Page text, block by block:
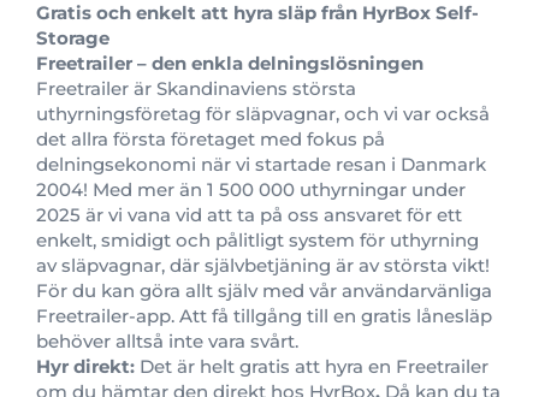
Gratis och enkelt att hyra släp från HyrBox Self-
Storage
Freetrailer – den enkla delningslösningen
Freetrailer är Skandinaviens största
uthyrningsföretag för släpvagnar, och vi var också
det allra första företaget med fokus på
delningsekonomi när vi startade resan i Danmark
2004! Med mer än 1 500 000 uthyrningar under
2025 är vi vana vid att ta på oss ansvaret för ett
enkelt, smidigt och pålitligt system för uthyrning
av släpvagnar, där självbetjäning är av största vikt!
För du kan göra allt själv med vår användarvänliga
Freetrailer-app. Att få tillgång till en gratis lånesläp
behöver alltså inte vara svårt.
Hyr direkt: Det är helt gratis att hyra en Freetrailer
om du hämtar den direkt hos HyrBox. Då kan du ta